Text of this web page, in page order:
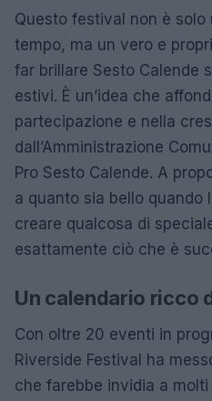
Questo festival non è solo
tempo, ma un vero e
far brillare Sesto Calende
estivi. È un’idea che
partecipazione e nella
dall’Amministrazione
Pro Sesto Calende. A
a quanto sia bello quando
creare qualcosa di
esattamente ciò che è
Un calendario ricco
Con oltre 20 eventi in
Riverside Festival ha
che farebbe invidia a